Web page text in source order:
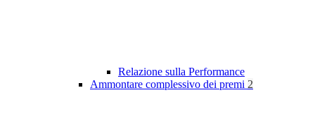
Relazione sulla Performance
Ammontare complessivo dei premi 2